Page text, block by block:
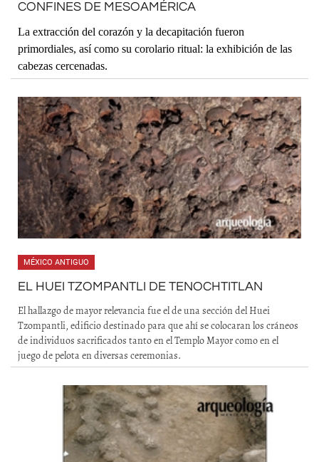
CONFINES DE MESOAMÉRICA
La extracción del corazón y la decapitación fueron
primordiales, así como su corolario ritual: la exhibición de las
cabezas cercenadas.
MÉXICO ANTIGUO
EL HUEI TZOMPANTLI DE TENOCHTITLAN
El hallazgo de mayor relevancia fue el de una sección del Huei
Tzompantli, edificio destinado para que ahí se colocaran los cráneos
de individuos sacrificados tanto en el Templo Mayor como en el
juego de pelota en diversas ceremonias.